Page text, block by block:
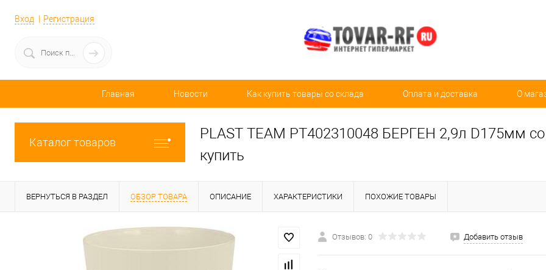
Вход Регистрация
Главная Новости Как купить товары со склада Оплата и доставка О
Каталог товаров
PLAST TEAM PT402310048 БЕРГЕН 2,9л D175мм
купить
ВЕРНУТЬСЯ В РАЗДЕЛ ОБЗОР ТОВАРА ОПИСАНИЕ ХАРАКТЕРИСТИКИ ПОХОЖИЕ ТОВАРЫ
Отзывов: 0 Добавить отзыв